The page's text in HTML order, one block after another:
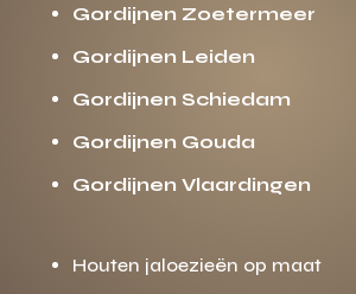
Gordijnen Zoetermeer
Gordijnen Leiden
Gordijnen Schiedam
Gordijnen Gouda
Gordijnen Vlaardingen
Houten jaloezieën op maat